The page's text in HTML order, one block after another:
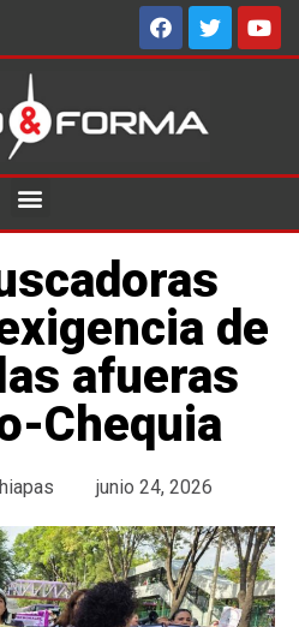
de
afueras
Chequia
junio 24, 2026